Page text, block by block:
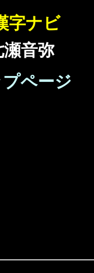
字ナビ
瀬音弥
ページ